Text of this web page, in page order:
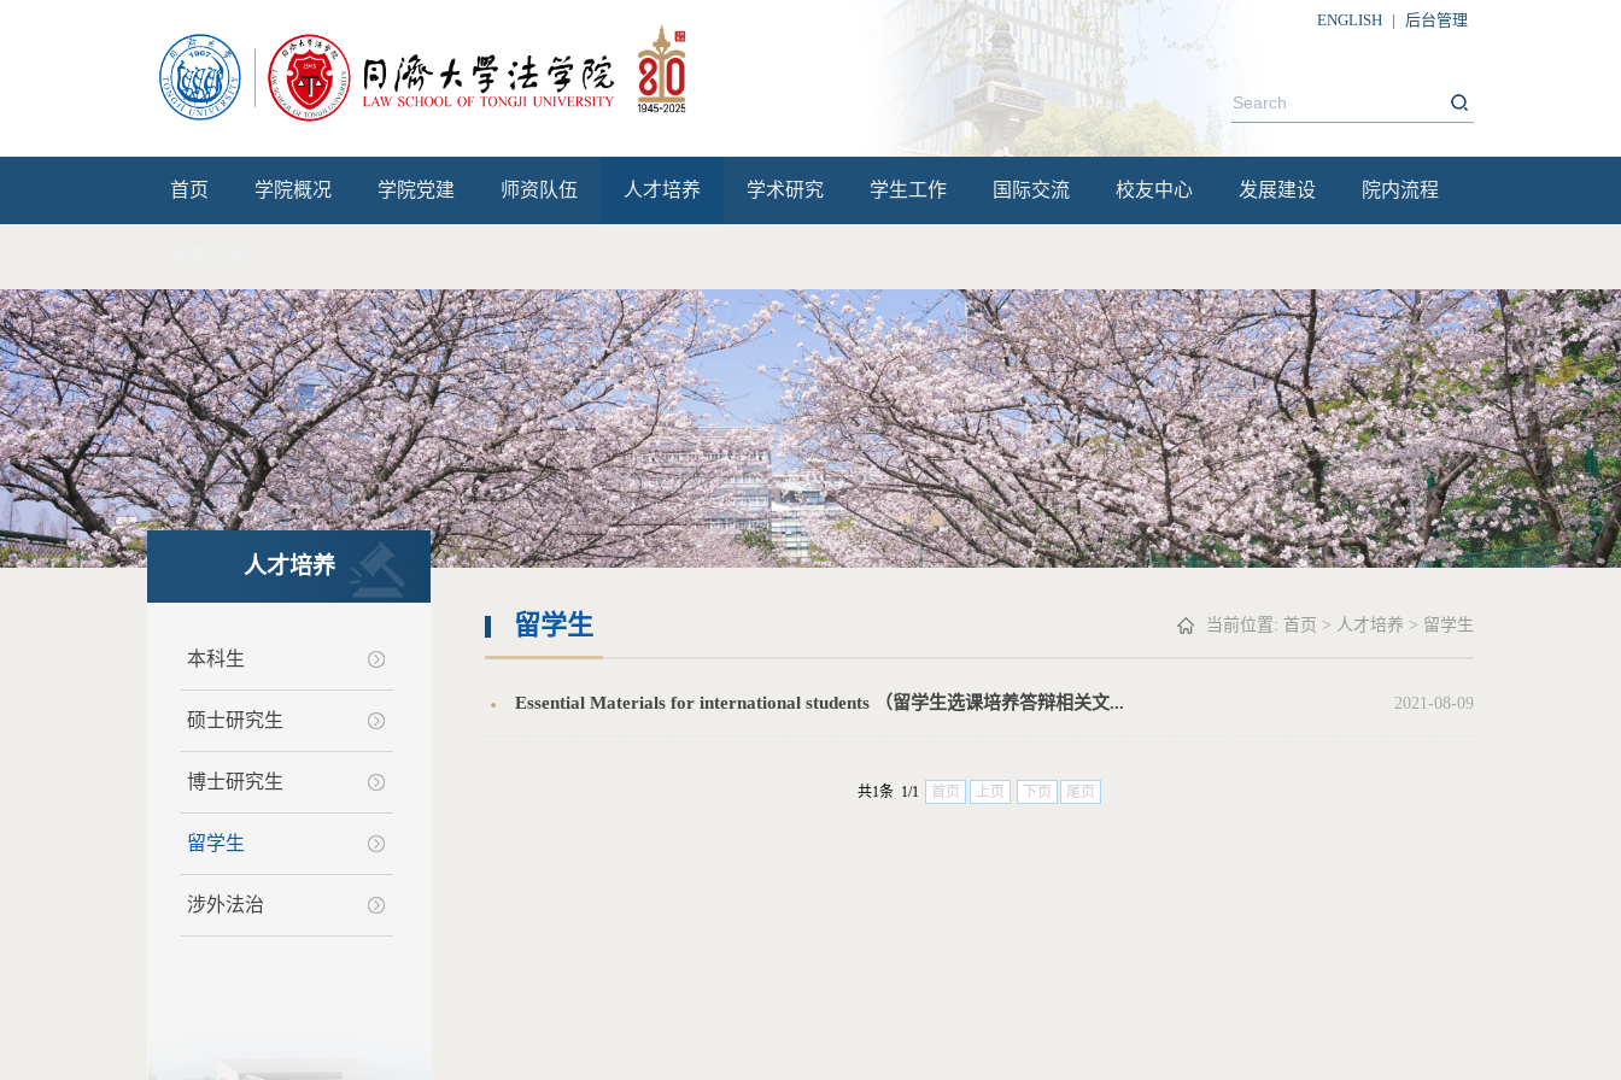
ENGLISH | 后台管理
首页 学院概况 学院党建 师资队伍 人才培养 学术研究 学生工作 国际交流 校友中心 发展建设 院内流程
人才培养
本科生
硕士研究生
博士研究生
留学生
涉外法治
当前位置: 首页 > 人才培养 > 留学生
留学生
2021-08-09
Essential Materials for international students （留学生选课培养答辩相关文...
共1条 1/1 首页 上页 下页 尾页